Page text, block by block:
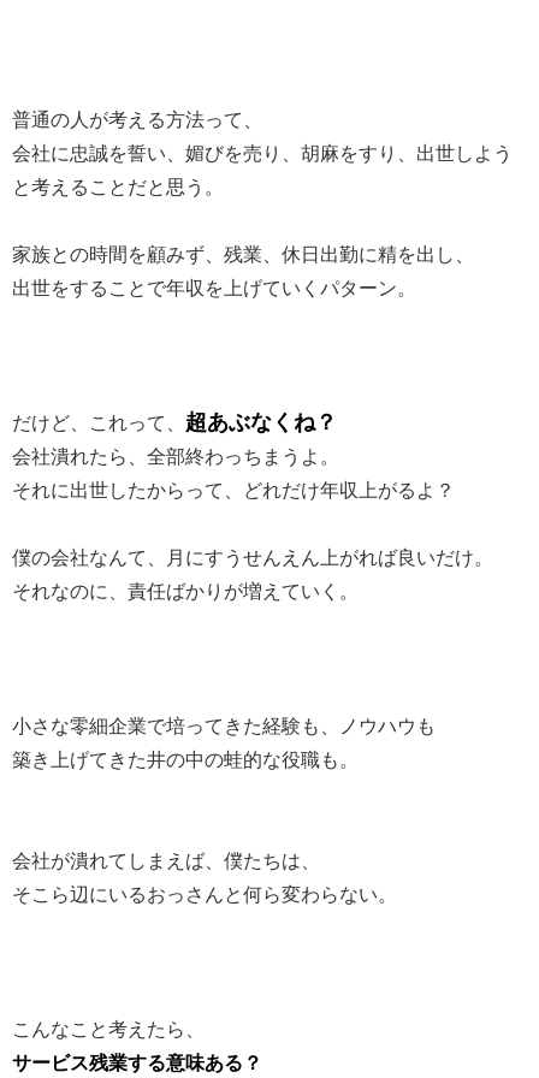
普通の人が考える方法って、
会社に忠誠を誓い、媚びを売り、胡麻をすり、出世しよう
と考えることだと思う。
家族との時間を顧みず、残業、休日出勤に精を出し、
出世をすることで年収を上げていくパターン。
だけど、これって、 超あぶなくね？
会社潰れたら、全部終わっちまうよ。
それに出世したからって、どれだけ年収上がるよ？
僕の会社なんて、月にすうせんえん上がれば良いだけ。
それなのに、責任ばかりが増えていく。
小さな零細企業で培ってきた経験も、ノウハウも
築き上げてきた井の中の蛙的な役職も。
会社が潰れてしまえば、僕たちは、
そこら辺にいるおっさんと何ら変わらない。
こんなこと考えたら、
サービス残業する意味ある？